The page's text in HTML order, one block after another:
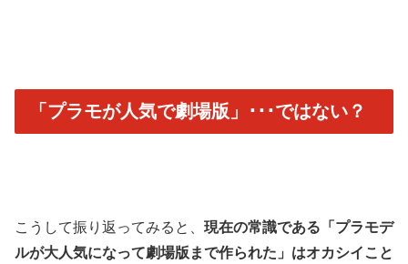
「プラモが人気で劇場版」･･･ではない？
こうして振り返ってみると、 現在の常識である「プラモデ
ルが大人気になって劇場版まで作られた」はオカシイこと